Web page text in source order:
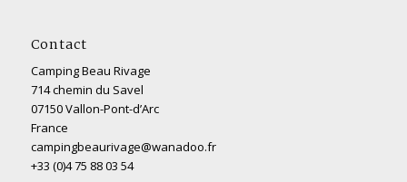
Contact
Camping Beau Rivage
714 chemin du Savel
07150 Vallon-Pont-d’Arc
France
campingbeaurivage@wanadoo.fr
+33 (0)4 75 88 03 54